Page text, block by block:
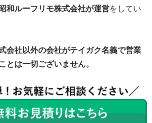
昭和ルーフリモ株式会社が運営をしてい
会社以外の会社がテイガク名義で営業
とは一切ございません。